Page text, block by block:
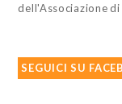
dell'Associazione
SEGUICI SU